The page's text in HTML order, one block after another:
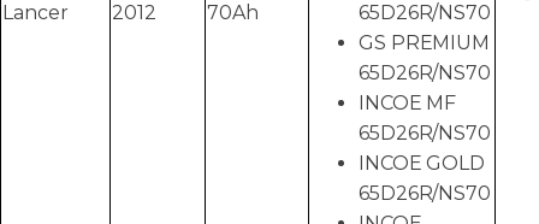
Lancer
2012
70Ah
65D26R/NS70
GS PREMIUM
65D26R/NS70
INCOE MF
65D26R/NS70
INCOE GOLD
65D26R/NS70